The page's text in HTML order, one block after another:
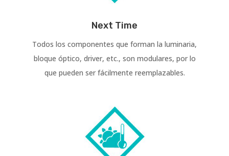
Next Time
Todos los componentes que forman la luminaria,
bloque óptico, driver, etc., son modulares, por lo
que pueden ser fácilmente reemplazables.